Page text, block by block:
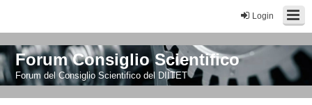
Login
Forum Consiglio Scientifico
Forum del Consiglio Scientifico del DIITET